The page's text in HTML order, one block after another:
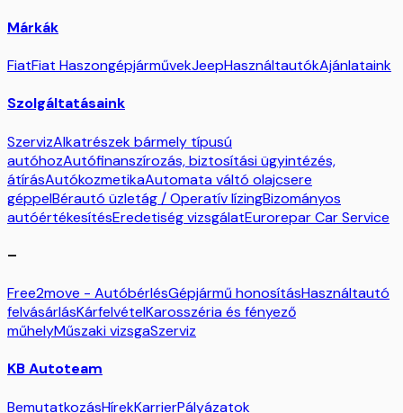
Márkák
FiatFiat HaszongépjárművekJeepHasználtautókAjánlataink
Szolgáltatásaink
SzervizAlkatrészek bármely típusú
autóhozAutófinanszírozás, biztosítási ügyintézés,
átírásAutókozmetikaAutomata váltó olajcsere
géppelBérautó üzletág / Operatív lízingBizományos
autóértékesítésEredetiség vizsgálatEurorepar Car Service
–
Free2move - AutóbérlésGépjármű honosításHasználtautó
felvásárlásKárfelvételKarosszéria és fényező
műhelyMűszaki vizsgaSzerviz
KB Autoteam
BemutatkozásHírekKarrierPályázatok